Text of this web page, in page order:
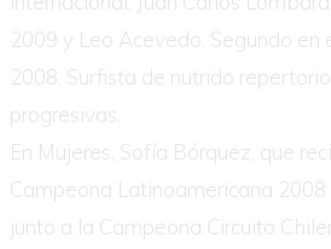
2009 y Leo Acevedo, Segundo en
2008, Surfista de nutrido
progresivas.
En Mujeres, Sofía Bórquez, que
Campeona Latinoamericana 2008
junto a la Campeona Circuito